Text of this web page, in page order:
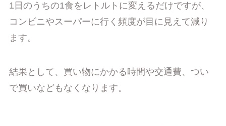
1日のうちの1食をレトルトに変えるだけですが、
コンビニやスーパーに行く頻度が目に見えて減り
ます。
結果として、買い物にかかる時間や交通費、つい
で買いなどもなくなります。